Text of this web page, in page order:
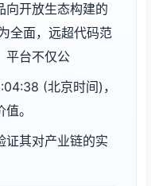
向开放生态构建的
全面，远超代码范
平台不仅公
(北京时间)，
。
证其对产业链的实